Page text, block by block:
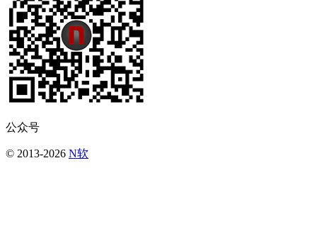
公众号
© 2013-2026 N软